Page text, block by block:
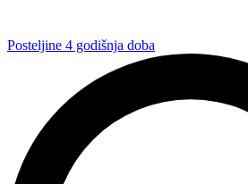
Posteljine 4 godišnja doba